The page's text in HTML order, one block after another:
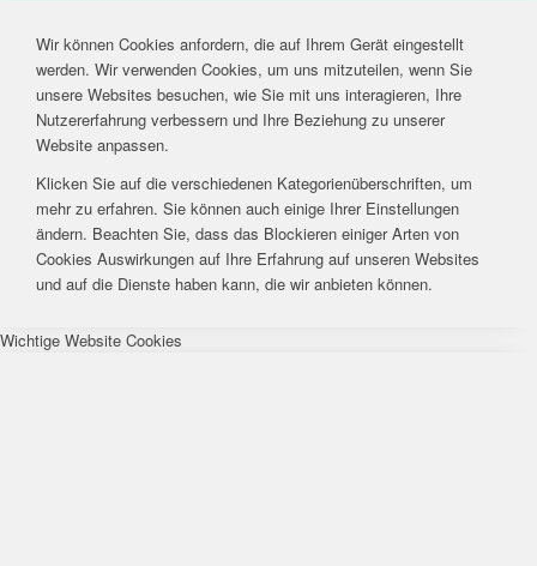
Wir können Cookies anfordern, die auf Ihrem Gerät eingestellt
werden. Wir verwenden Cookies, um uns mitzuteilen, wenn Sie
unsere Websites besuchen, wie Sie mit uns interagieren, Ihre
Nutzererfahrung verbessern und Ihre Beziehung zu unserer
Website anpassen.
Klicken Sie auf die verschiedenen Kategorienüberschriften, um
mehr zu erfahren. Sie können auch einige Ihrer Einstellungen
ändern. Beachten Sie, dass das Blockieren einiger Arten von
Cookies Auswirkungen auf Ihre Erfahrung auf unseren Websites
und auf die Dienste haben kann, die wir anbieten können.
Wichtige Website Cookies